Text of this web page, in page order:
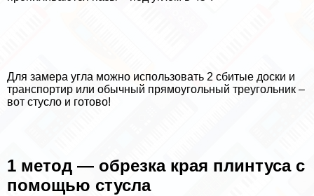
Для замера угла можно использовать 2 сбитые доски и
трaнcпортир или обычный прямоугольный треугольник –
вот стусло и готово!
1 метод — обрезка края плинтуса с
помощью стусла